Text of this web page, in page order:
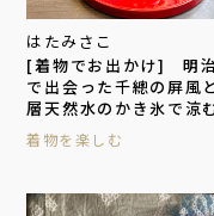
はたみさこ
[着物でお出かけ] 明
で出会った千總の屏風
層天然水のかき氷で涼
着物を楽しむ